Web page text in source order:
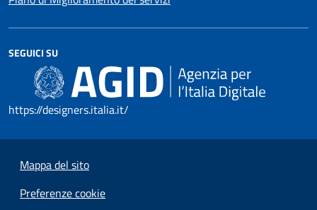
SEGUICI SU
https://designers.italia.it/
Mappa del sito
Preferenze cookie